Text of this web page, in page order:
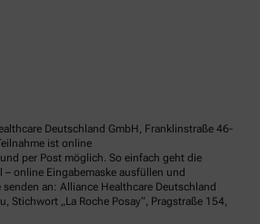
Deutschland GmbH, Franklinstraße 46-
ist online
per Post möglich. So einfach geht die
– online Eingabemaske ausfüllen und
an: Alliance Healthcare Deutschland
Stichwort „La Roche Posay“, Pragstraße 154,